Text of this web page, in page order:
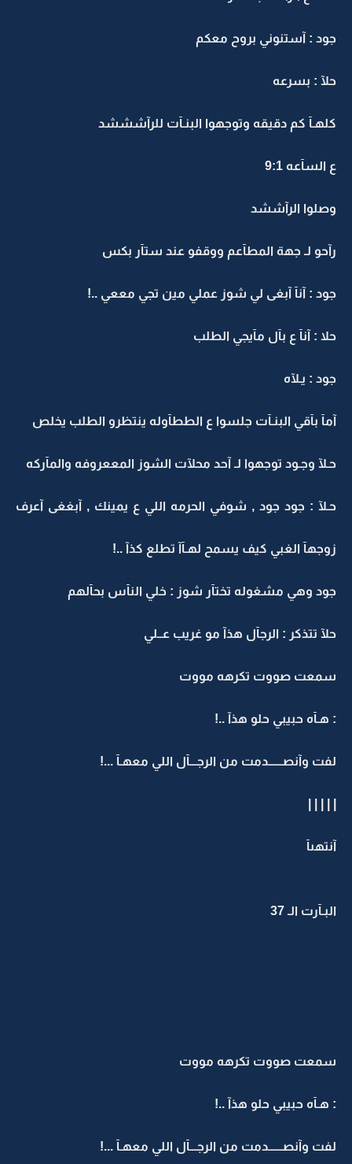
جود : آستنوني بروح معكم
حلآ : بسرعه
كلهـآ كم دقيقه وتوجهوا البنـآت للرآشششد
ع السآعه 9:1
وصلوا الرآششد
رآحو لـ جهة المطآعم ووقفو عند ستآر بكس
جود : آنآ آبغى لي شوز عملي مين تجي مععي ..!
حلا : آنآ ع بآل مآيجي الطلب
جود : يـلآه
آمآ بآقي البنـآت جلسوا ع الططآوله ينتظرو الطلب يخلص
حـلآ وجـود توجهوا لـ آحد محلآت الشوز المععروفه والمآركه
حـلآ : جود جود , شوفي الحرمه اللي ع يمينك , آبغغى آعرف
زوجهآ الغبي كيف يسمح لهـآآ تطلع كذآ ..!
جود وهي مشغوله تختآر شوز : خلي النآس بحآلهم
حلآ تتذكر : الرجآل هذآ مو غريب عــلي
سمعت صووت تكرهه مووت
: هـآه حبيبي حلو هذآ ..!
لفت وآنصــــــدمت من الرجـــآل اللي معهـآ ...!
آنتهىآ
البـآرت الـ 37
سمعت صووت تكرهه مووت
: هـآه حبيبي حلو هذآ ..!
لفت وآنصــــــدمت من الرجـــآل اللي معهـآ ...!